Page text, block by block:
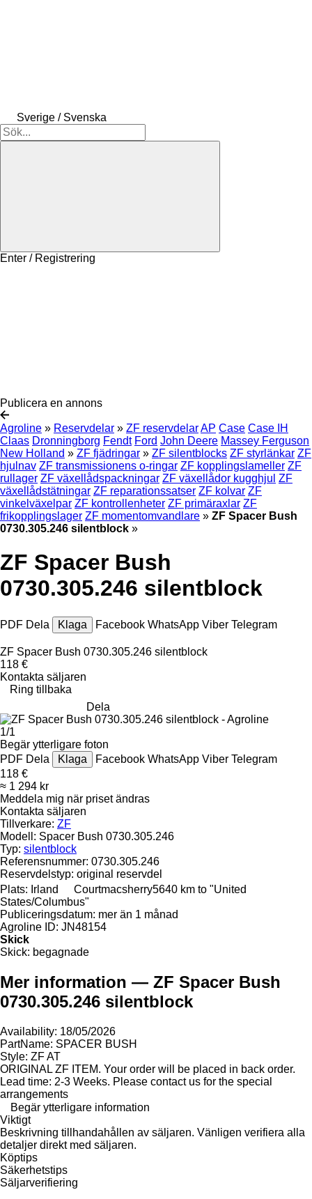
Sverige / Svenska
Enter / Registrering
Publicera en annons
Agroline » Reservdelar » ZF reservdelarAP Case Case IH
Claas Dronningborg Fendt Ford John Deere Massey Ferguson
New Holland » ZF fjädringar » ZF silentblocks ZF styrlänkar ZF
hjulnav ZF transmissionens o-ringar ZF kopplingslameller ZF
rullager ZF växellådspackningar ZF växellådor kugghjul ZF
växellådstätningar ZF reparationssatser ZF kolvar ZF
vinkelväxelpar ZF kontrollenheter ZF primäraxlar ZF
frikopplingslager ZF momentomvandlare » ZF Spacer Bush
0730.305.246 silentblock »
ZF Spacer Bush
0730.305.246 silentblock
PDF Dela Klaga Facebook WhatsApp Viber Telegram
ZF Spacer Bush 0730.305.246 silentblock
118 €
Kontakta säljaren
Ring tillbaka
Dela
1/1
Begär ytterligare foton
PDF Dela Klaga Facebook WhatsApp Viber Telegram
118 €
≈ 1 294 kr
Meddela mig när priset ändras
Kontakta säljaren
Tillverkare: ZF
Modell: Spacer Bush 0730.305.246
Typ: silentblock
Referensnummer: 0730.305.246
Reservdelstyp: original reservdel
Plats: Irland Courtmacsherry5640 km to "United
States/Columbus"
Publiceringsdatum: mer än 1 månad
Agroline ID: JN48154
Skick
Skick: begagnade
Mer information — ZF Spacer Bush
0730.305.246 silentblock
Availability: 18/05/2026
PartName: SPACER BUSH
Style: ZF AT
ORIGINAL ZF ITEM. Your order will be placed in back order.
Lead time: 2-3 Weeks. Please contact us for the special
arrangements
Begär ytterligare information
Viktigt
Beskrivning tillhandahållen av säljaren. Vänligen verifiera alla
detaljer direkt med säljaren.
Köptips
Säkerhetstips
Säljarverifiering